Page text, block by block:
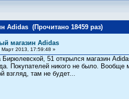
Adidas (Прочитано 18459 раз)
магазин Adidas
Март 2013, 17:59:48 »
51 открылся магазин
Покупателей никого не было.
взгляд, там не будет...